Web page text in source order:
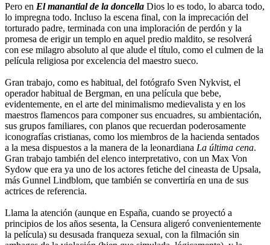
Pero en El manantial de la doncella Dios lo es todo, lo abarca todo,
lo impregna todo. Incluso la escena final, con la imprecación del
torturado padre, terminada con una imploración de perdón y la
promesa de erigir un templo en aquel predio maldito, se resolverá
con ese milagro absoluto al que alude el título, como el culmen de la
película religiosa por excelencia del maestro sueco.
Gran trabajo, como es habitual, del fotógrafo Sven Nykvist, el
operador habitual de Bergman, en una película que bebe,
evidentemente, en el arte del minimalismo medievalista y en los
maestros flamencos para componer sus encuadres, su ambientación,
sus grupos familiares, con planos que recuerdan poderosamente
iconografías cristianas, como los miembros de la hacienda sentados
a la mesa dispuestos a la manera de la leonardiana La última cena.
Gran trabajo también del elenco interpretativo, con un Max Von
Sydow que era ya uno de los actores fetiche del cineasta de Upsala,
más Gunnel Lindblom, que también se convertiría en una de sus
actrices de referencia.
Llama la atención (aunque en España, cuando se proyectó a
principios de los años sesenta, la Censura aligeró convenientemente
la película) su desusada franqueza sexual, con la filmación sin